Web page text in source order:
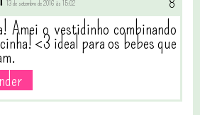
13 de setembro de 2016 às 15:02
Amei o vestidinho combinando
<3 ideal para os bebes que